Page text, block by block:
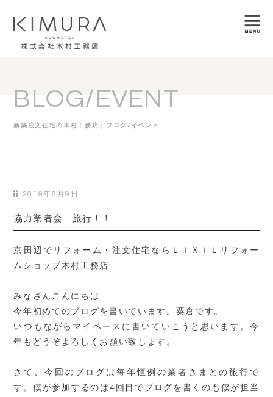
BLOG/EVENT
新築注文住宅の木村工務店｜ブログ/イベント
2019年2月9日
協力業者会 旅行！！
京田辺でリフォーム・注文住宅ならＬＩＸＩＬリフォー
ムショップ木村工務店
みなさんこんにちは
今年初めてのブログを書いています。粟倉です。
いつもながらマイペースに書いていこうと思います。今
年もどうぞよろしくお願い致します。
さて、今回のブログは毎年恒例の業者さまとの旅行で
す。僕が参加するのは4回目でブログを書くのも僕が担当